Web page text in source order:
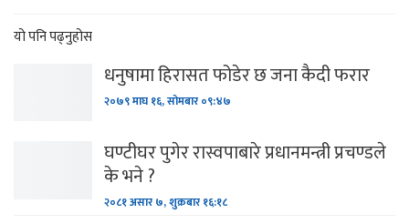
यो पनि पढ्नुहोस
धनुषामा हिरासत फोडेर छ जना कैदी फरार
२०७९ माघ १६, सोमबार ०९:४७
घण्टीघर पुगेर रास्वपाबारे प्रधानमन्त्री प्रचण्डले
के भने ?
२०८१ असार ७, शुक्रबार १६:१८